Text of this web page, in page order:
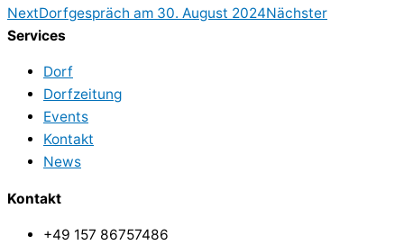
NextDorfgespräch am 30. August 2024Nächster
Services
Dorf
Dorfzeitung
Events
Kontakt
News
Kontakt
+49 157 86757486